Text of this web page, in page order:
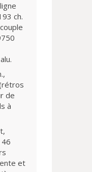
ch.
de
à
et